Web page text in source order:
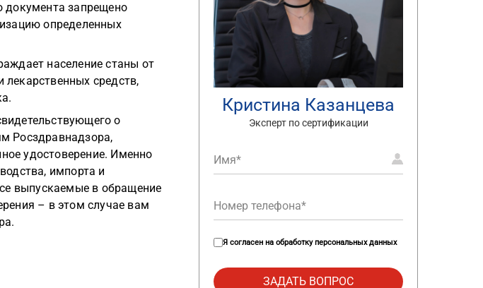
документа запрещено
определенных
население станы от
средств,
о
Росздравнадзора,
удостоверение. Именно
импорта и
выпускаемые в обращение
– в этом случае вам
Кристина Казанцева
Эксперт по сертификации
Я согласен на обработку персональных данных